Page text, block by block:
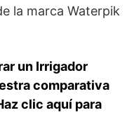
la marca Waterpik
un Irrigador
comparativa
clic aquí para